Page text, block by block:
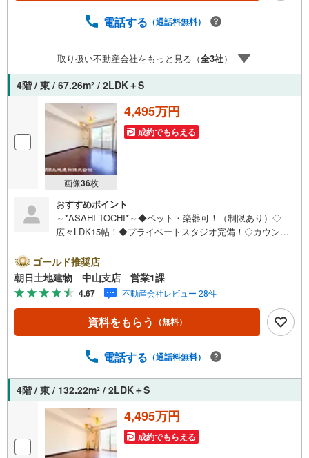
色々廻ったけど良い物件が無いなぁ・・頭金無くても平
でもお気軽にご相談ください！有資格者が丁寧にご説明さ
せていただきます！お問い合わせをお待ちしております!!
電話する （通話料無料）
取り扱い不動産会社をもっと見る（全3社）
4階 / 東 / 67.26m2 / 2LDK＋S
画像36枚
4,495万円
成約でもらえる
おすすめポイント
～*ASAHI TOCHI*～◆ペット・楽器可！（制限あり）◇
広々LDK15帖！◆プライベートスタジオ完備！◇カウンタ
さまで42周年を迎えることができました♪ご成約件数7万件
達成!!☆当日のご見学も対応可能です！☆JR横浜線「中
山」駅徒歩1分！☆ご予約は『朝日土地建物中山店』まで！
朝日土地建物グループは地域密着を合言葉に全13店舗でそ
の地域No.1を目指しております。広告掲載していない物件
も多数ございます。色々廻ったけど良い物件が無いな
の・・？etc.まずは何でもお気軽にご相談ください！有資
お待ちしております!!
ゴールド推奨店
朝日土地建物 中山支店 営業1課
4.67 不動産会社レビュー 28件
資料をもらう （無料）
電話する （通話料無料）
4階 / 東 / 132.22m2 / 2LDK＋S
4,495万円
成約でもらえる